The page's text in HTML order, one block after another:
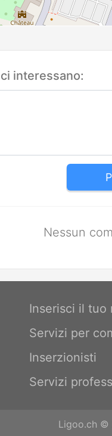
interessano:
Nessun
Inserisci il tuo
Servizi per
Inserzionisti
Servizi
Ligoo.ch ©